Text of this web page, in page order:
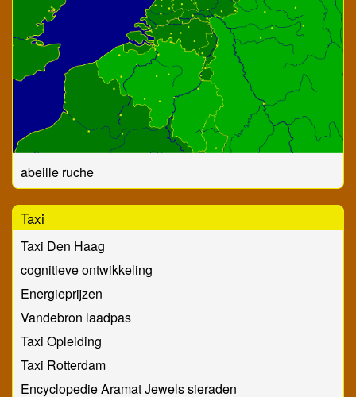
abeille ruche
Taxi
Taxi Den Haag
cognitieve ontwikkeling
Energieprijzen
Vandebron laadpas
Taxi Opleiding
Taxi Rotterdam
Encyclopedie Aramat Jewels sieraden